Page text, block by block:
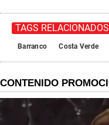
TAGS RELACIONADOS
Barranco Costa Verde